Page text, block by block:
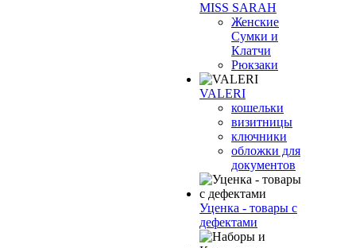
MISS SARAH
Женские
Сумки и
Клатчи
Рюкзаки
VALERI
кошельки
визитницы
ключники
обложки для
документов
Уценка - товары с
дефектами